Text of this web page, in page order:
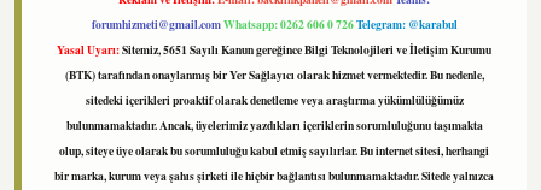
forumhizmeti@gmail.comWhatsapp: 0262 606 0 726Telegram: @karabul
Yasal Uyarı:Sitemiz, 5651 Sayılı Kanun gereğince Bilgi Teknolojileri ve İletişim Kurumu
(BTK) tarafından onaylanmış bir Yer Sağlayıcı olarak hizmet vermektedir. Bu nedenle,
sitedeki içerikleri proaktif olarak denetleme veya araştırma yükümlülüğümüz
bulunmamaktadır. Ancak, üyelerimiz yazdıkları içeriklerin sorumluluğunu taşımakta
olup, siteye üye olarak bu sorumluluğu kabul etmiş sayılırlar. Bu internet sitesi, herhangi
bir marka, kurum veya şahıs şirketi ile hiçbir bağlantısı bulunmamaktadır. Sitede yalnızca